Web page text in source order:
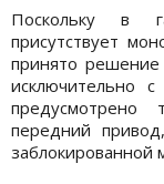
Поскольку в
присутствует
принято решение
исключительно
передний
заблокированной